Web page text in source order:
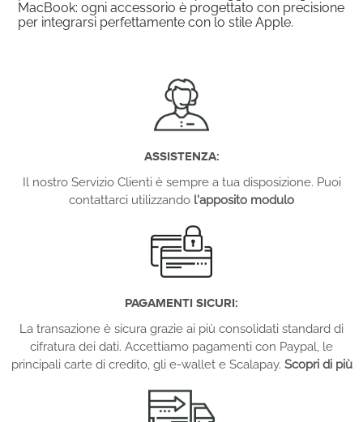
MacBook: ogni accessorio è progettato con precisione
per integrarsi perfettamente con lo stile Apple.
ASSISTENZA:
Il nostro Servizio Clienti è sempre a tua disposizione. Puoi
contattarci utilizzando l'apposito modulo
PAGAMENTI SICURI:
La transazione è sicura grazie ai più consolidati standard di
cifratura dei dati. Accettiamo pagamenti con Paypal, le
principali carte di credito, gli e-wallet e Scalapay. Scopri di più